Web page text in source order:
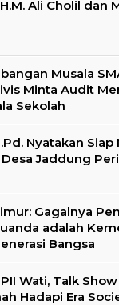
Ali Cholil dan
Musala
Minta Audit
Sekolah
Nyatakan
Desa Jaddung
Gagalnya
adalah
Bangsa
Wati, Talk
Hadapi Era